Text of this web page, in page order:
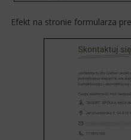
Efekt na stronie formularza